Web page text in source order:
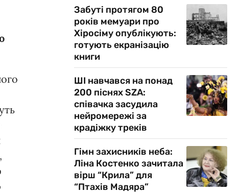
Забуті протягом 80
років мемуари про
Хіросіму опублікують:
готують екранізацію
книги
ШІ навчався на понад
200 піснях SZA:
співачка засудила
нейромережі за
крадіжку треків
Гімн захисників неба:
Ліна Костенко зачитала
вірш “Крила” для
“Птахів Мадяра”